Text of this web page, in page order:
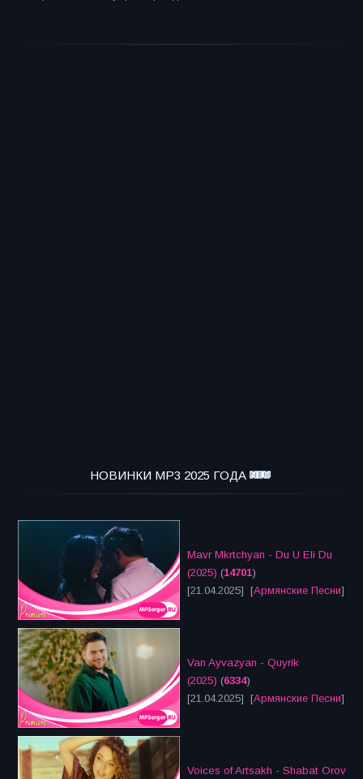
НОВИНКИ MP3 2025 ГОДА
Mavr Mkrtchyan - Du U Eli Du
(2025) (14701)
[21.04.2025] [Армянские Песни]
Van Ayvazyan - Quyrik
(2025) (6334)
[21.04.2025] [Армянские Песни]
Voices of Artsakh - Shabat Orov